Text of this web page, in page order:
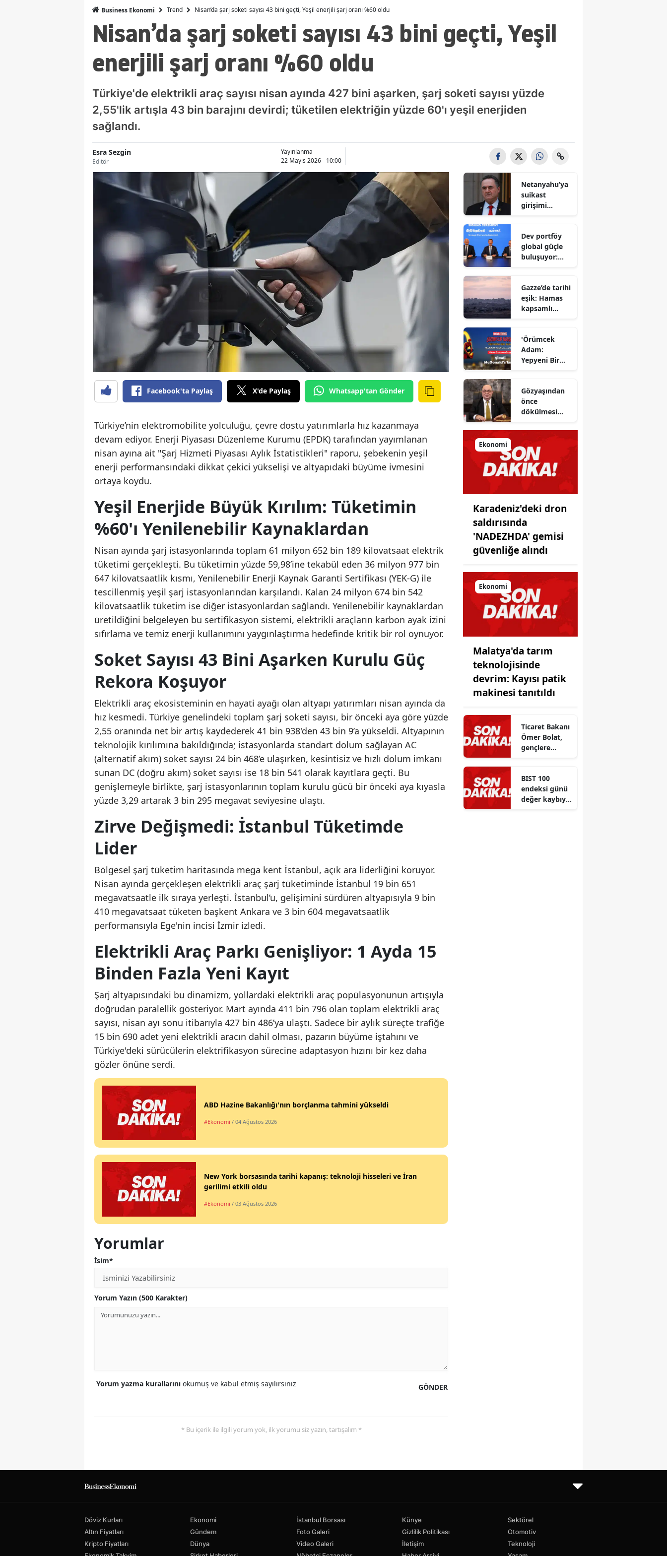
Business Ekonomi Trend Nisan’da şarj soketi sayısı 43 bini geçti, Yeşil enerjili şarj oranı %60 oldu
Nisan’da şarj soketi sayısı 43 bini geçti, Yeşil
enerjili şarj oranı %60 oldu
Türkiye'de elektrikli araç sayısı nisan ayında 427 bini aşarken, şarj soketi sayısı yüzde
2,55'lik artışla 43 bin barajını devirdi; tüketilen elektriğin yüzde 60'ı yeşil enerjiden
sağlandı.
Esra Sezgin
Editör
Yayınlanma
22 Mayıs 2026 - 10:00
Facebook'ta Paylaş X'de Paylaş Whatsapp'tan Gönder
Türkiye’nin elektromobilite yolculuğu, çevre dostu yatırımlarla hız kazanmaya
devam ediyor. Enerji Piyasası Düzenleme Kurumu (EPDK) tarafından yayımlanan
nisan ayına ait "Şarj Hizmeti Piyasası Aylık İstatistikleri" raporu, şebekenin yeşil
enerji performansındaki dikkat çekici yükselişi ve altyapıdaki büyüme ivmesini
ortaya koydu.
Yeşil Enerjide Büyük Kırılım: Tüketimin
%60'ı Yenilenebilir Kaynaklardan
Nisan ayında şarj istasyonlarında toplam 61 milyon 652 bin 189 kilovatsaat elektrik
tüketimi gerçekleşti. Bu tüketimin yüzde 59,98’ine tekabül eden 36 milyon 977 bin
647 kilovatsaatlik kısmı, Yenilenebilir Enerji Kaynak Garanti Sertifikası (YEK-G) ile
tescillenmiş yeşil şarj istasyonlarından karşılandı. Kalan 24 milyon 674 bin 542
kilovatsaatlik tüketim ise diğer istasyonlardan sağlandı. Yenilenebilir kaynaklardan
üretildiğini belgeleyen bu sertifikasyon sistemi, elektrikli araçların karbon ayak izini
sıfırlama ve temiz enerji kullanımını yaygınlaştırma hedefinde kritik bir rol oynuyor.
Soket Sayısı 43 Bini Aşarken Kurulu Güç
Rekora Koşuyor
Elektrikli araç ekosisteminin en hayati ayağı olan altyapı yatırımları nisan ayında da
hız kesmedi. Türkiye genelindeki toplam şarj soketi sayısı, bir önceki aya göre yüzde
2,55 oranında net bir artış kaydederek 41 bin 938'den 43 bin 9’a yükseldi. Altyapının
teknolojik kırılımına bakıldığında; istasyonlarda standart dolum sağlayan AC
(alternatif akım) soket sayısı 24 bin 468’e ulaşırken, kesintisiz ve hızlı dolum imkanı
sunan DC (doğru akım) soket sayısı ise 18 bin 541 olarak kayıtlara geçti. Bu
genişlemeyle birlikte, şarj istasyonlarının toplam kurulu gücü bir önceki aya kıyasla
yüzde 3,29 artarak 3 bin 295 megavat seviyesine ulaştı.
Zirve Değişmedi: İstanbul Tüketimde
Lider
Bölgesel şarj tüketim haritasında mega kent İstanbul, açık ara liderliğini koruyor.
Nisan ayında gerçekleşen elektrikli araç şarj tüketiminde İstanbul 19 bin 651
megavatsaatle ilk sıraya yerleşti. İstanbul’u, gelişimini sürdüren altyapısıyla 9 bin
410 megavatsaat tüketen başkent Ankara ve 3 bin 604 megavatsaatlik
performansıyla Ege'nin incisi İzmir izledi.
Elektrikli Araç Parkı Genişliyor: 1 Ayda 15
Binden Fazla Yeni Kayıt
Şarj altyapısındaki bu dinamizm, yollardaki elektrikli araç popülasyonunun artışıyla
doğrudan paralellik gösteriyor. Mart ayında 411 bin 796 olan toplam elektrikli araç
sayısı, nisan ayı sonu itibarıyla 427 bin 486’ya ulaştı. Sadece bir aylık süreçte trafiğe
15 bin 690 adet yeni elektrikli aracın dahil olması, pazarın büyüme iştahını ve
Türkiye'deki sürücülerin elektrifikasyon sürecine adaptasyon hızını bir kez daha
gözler önüne serdi.
ABD Hazine Bakanlığı'nın borçlanma tahmini yükseldi
#Ekonomi / 04 Ağustos 2026
New York borsasında tarihi kapanış: teknoloji hisseleri ve İran
gerilimi etkili oldu
#Ekonomi / 03 Ağustos 2026
Yorumlar
İsim*
Yorum Yazın (500 Karakter)
GÖNDER
Yorum yazma kurallarını okumuş ve kabul etmiş sayılırsınız
* Bu içerik ile ilgili yorum yok, ilk yorumu siz yazın, tartışalım *
Netanyahu’ya
suikast
girişimi
Bakanı
gizlenen
detayları
Dev portföy
global güçle
buluşuyor:
sıkıştı
Gazze’de tarihi
eşik: Hamas
kapsamlı
onayladı
'Örümcek
Adam:
Yepyeni Bir
şimdi
McDonald’s
Türkiye’de
Gözyaşından
önce
dökülmesi
Tarihin
milletlerin
önüne
koyduğu
ayna!
Ekonomi
Karadeniz'deki dron
saldırısında
'NADEZHDA' gemisi
güvenliğe alındı
Ekonomi
Malatya'da tarım
teknolojisinde
devrim: Kayısı patik
makinesi tanıtıldı
Ticaret Bakanı
Ömer Bolat,
gençlere
tercihlerinde
önemli
tavsiyeler
BIST 100
endeksi günü
değer kaybıyla
Döviz Kurları
Altın Fiyatları
Kripto Fiyatları
Ekonomi
Gündem
Dünya
İstanbul Borsası
Foto Galeri
Video Galeri
Künye
Gizlilik Politikası
İletişim
Sektörel
Otomotiv
Teknoloji